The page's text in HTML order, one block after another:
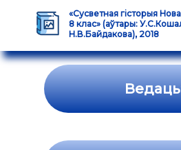
«Сусветная гісторыя
8 клас» (аўтары:
Н.В.Байдакова), 2018